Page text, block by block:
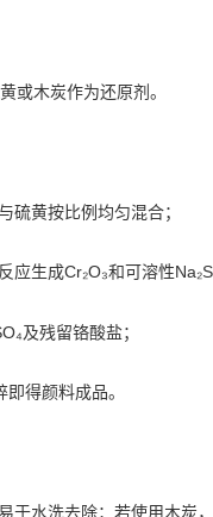
或木炭作为还原剂。
硫黄按比例均匀混合；
生成Cr₂O₃和可溶性
及残留铬酸盐；
得颜料成品。
于水洗去除；若使用木炭，